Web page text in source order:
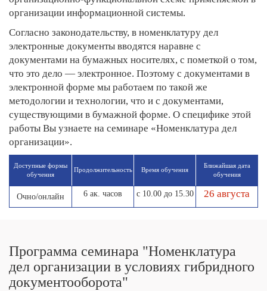
организации информационной системы.
Согласно законодательству, в номенклатуру дел
электронные документы вводятся наравне с
документами на бумажных носителях, с пометкой о том,
что это дело — электронное. Поэтому с документами в
электронной форме мы работаем по такой же
методологии и технологии, что и с ­документами,
существующими в бумажной форме. О специфике этой
работы Вы узнаете на семинаре «Номенклатура дел
организации».
Доступные формы
обучения
Продолжи­тельность Время обучения
Ближайшая дата
обучения
Очно/онлайн 6 ак. часов с 10.00 до 15.30 26 августа
Программа семинара "Номенклатура
дел организации в условиях гибридного
документооборота"